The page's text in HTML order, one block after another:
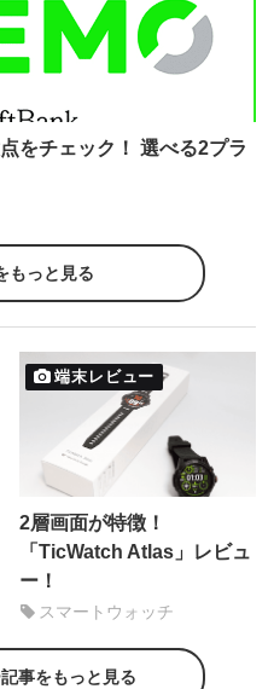
をチェック！ 選べる2プラ
もっと見る
端末レビュー
2層画面が特徴！
「TicWatch Atlas」レビュ
ー！
スマートウォッチ
事をもっと見る